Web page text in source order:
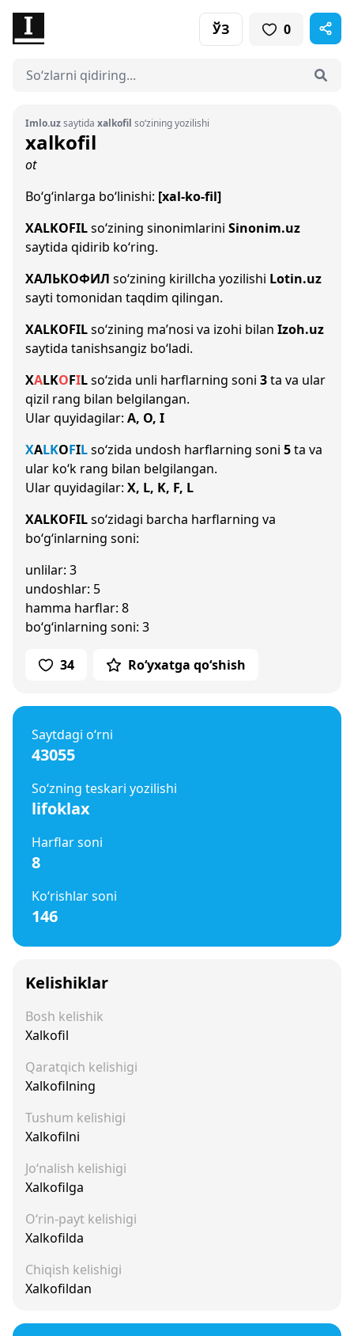
ЎЗ 0
Imlo.uzsaytida xalkofil so‘zining yozilishi
xalkofil
ot
Bo‘g‘inlarga bo‘linishi: [xal-ko-fil]
XALKOFILso‘zining sinonimlarini Sinonim.uz
saytida qidirib ko‘ring.
ХАЛЬКОФИЛ so‘zining kirillcha yozilishi Lotin.uz
sayti tomonidan taqdim qilingan.
XALKOFILso‘zining ma’nosi va izohi bilan Izoh.uz
saytida tanishsangiz bo‘ladi.
XALKOFILso‘zida unli harflarning soni 3ta va ular
qizil rang bilan belgilangan.
Ular quyidagilar: A, O, I
XALKOFILso‘zida undosh harflarning soni 5ta va
ular ko‘k rang bilan belgilangan.
Ular quyidagilar: X, L, K, F, L
XALKOFILso‘zidagi barcha harflarning va
bo‘g‘inlarning soni:
unlilar: 3
undoshlar: 5
hamma harflar: 8
bo‘g‘inlarning soni: 3
34 Ro‘yxatga qo‘shish
Saytdagi o‘rni
43055
So‘zning teskari yozilishi
lifoklax
Harflar soni
8
Ko‘rishlar soni
146
Kelishiklar
Bosh kelishik
Xalkofil
Qaratqich kelishigi
Xalkofilning
Tushum kelishigi
Xalkofilni
Jo‘nalish kelishigi
Xalkofilga
O‘rin-payt kelishigi
Xalkofilda
Chiqish kelishigi
Xalkofildan